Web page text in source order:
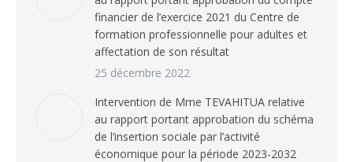
financier de l’exercice 2021 du Centre de
formation professionnelle pour adultes et
affectation de son résultat
25 décembre 2022
Intervention de Mme TEVAHITUA relative
au rapport portant approbation du schéma
de l’insertion sociale par l’activité
économique pour la période 2023-2032